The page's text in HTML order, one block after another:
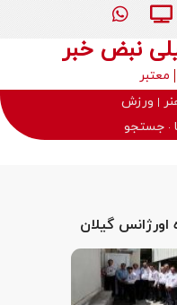
نبض خبر
معتبر
ورزش
جستجو
اورژانس گیلان